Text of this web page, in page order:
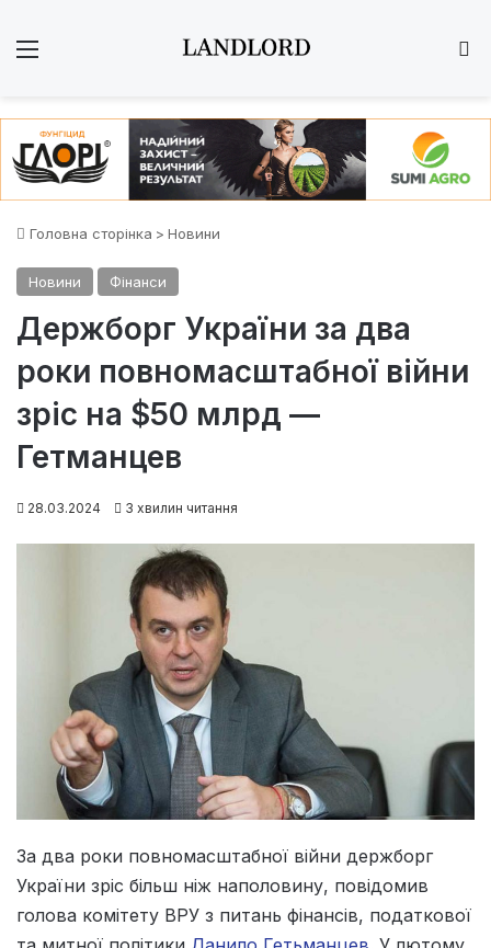
Головна сторінка > Новини
Новини Фінанси
Держборг України за два
роки повномасштабної війни
зріс на $50 млрд —
Гетманцев
28.03.2024 3 хвилин читання
За два роки повномасштабної війни держборг
України зріс більш ніж наполовину, повідомив
голова комітету ВРУ з питань фінансів, податкової